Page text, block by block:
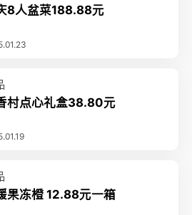
8人盆菜188.88元
村点心礼盒38.80元
果冻橙 12.88元一箱